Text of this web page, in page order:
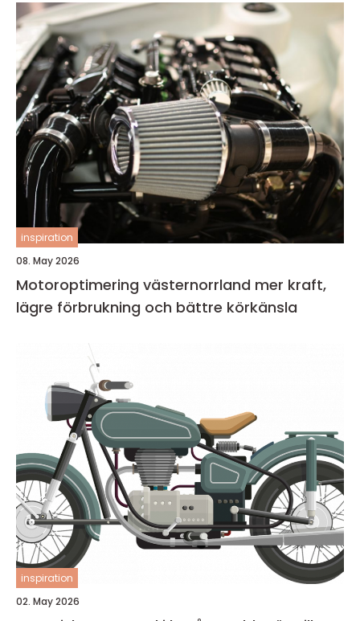
inspiration
08. May 2026
Motoroptimering västernorrland mer kraft,
lägre förbrukning och bättre körkänsla
inspiration
02. May 2026